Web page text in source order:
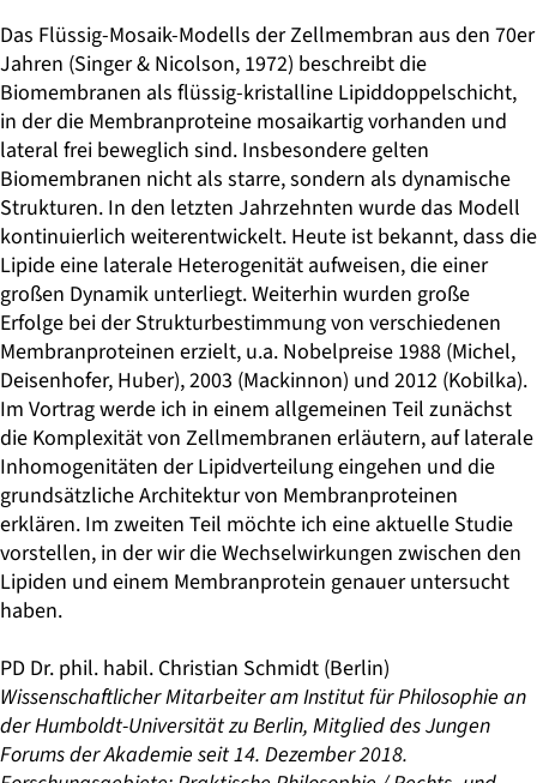
Das Flüssig-Mosaik-Modells der Zellmembran aus den 70er
Jahren (Singer & Nicolson, 1972) beschreibt die
Biomembranen als flüssig-kristalline Lipiddoppelschicht,
in der die Membranproteine mosaikartig vorhanden und
lateral frei beweglich sind. Insbesondere gelten
Biomembranen nicht als starre, sondern als dynamische
Strukturen. In den letzten Jahrzehnten wurde das Modell
kontinuierlich weiterentwickelt. Heute ist bekannt, dass die
Lipide eine laterale Heterogenität aufweisen, die einer
großen Dynamik unterliegt. Weiterhin wurden große
Erfolge bei der Strukturbestimmung von verschiedenen
Membranproteinen erzielt, u.a. Nobelpreise 1988 (Michel,
Deisenhofer, Huber), 2003 (Mackinnon) und 2012 (Kobilka).
Im Vortrag werde ich in einem allgemeinen Teil zunächst
die Komplexität von Zellmembranen erläutern, auf laterale
Inhomogenitäten der Lipidverteilung eingehen und die
grundsätzliche Architektur von Membranproteinen
erklären. Im zweiten Teil möchte ich eine aktuelle Studie
vorstellen, in der wir die Wechselwirkungen zwischen den
Lipiden und einem Membranprotein genauer untersucht
haben.
PD Dr. phil. habil. Christian Schmidt (Berlin)
Wissenschaftlicher Mitarbeiter am Institut für Philosophie an
der Humboldt-Universität zu Berlin, Mitglied des Jungen
Forums der Akademie seit 14. Dezember 2018.